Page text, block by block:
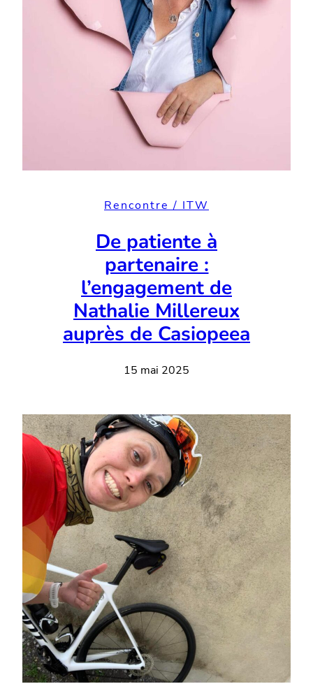
Rencontre / ITW
De patiente à
partenaire :
l’engagement de
Nathalie Millereux
auprès de Casiopeea
15 mai 2025